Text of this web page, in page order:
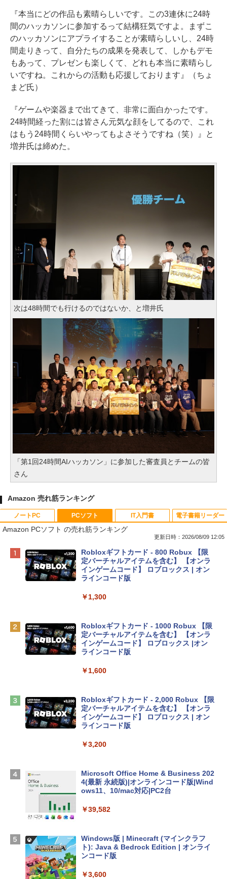
『本当にどの作品も素晴らしいです。この3連休に24時
間のハッカソンに参加するって結構狂気ですよ。まずこ
のハッカソンにアプライすることが素晴らしいし、24時
間走りきって、自分たちの成果を発表して、しかもデモ
もあって、プレゼンも楽しくて、どれも本当に素晴らし
いですね。これからの活動も応援しております』（ちょ
まど氏）
『ゲームや楽器まで出てきて、非常に面白かったです。
24時間経った割には皆さん元気な顔をしてるので、これ
はもう24時間くらいやってもよさそうですね（笑）』と
増井氏は締めた。
次は48時間でも行けるのではないか、と増井氏
「第1回24時間AIハッカソン」に参加した審査員とチームの皆
さん
Amazon 売れ筋ランキング
ノートPC
Apple 2026 MacBook Neo A18 Proチッ
プ搭載13インチノートブック：AIとAppl
e Intelligenceのために設計、Liquid Ret
inaディスプレイ、8GBユニファイドメモ
eTime HDカメラ - インディゴ
tomtoc 360°保護 15.6 16インチ パソコ
ンケース Dell NEC Lavie ASUS HP dyna
Apple 2026 MacBook Air M5チップ搭載
13インチノートブック：AIとApple Intell
igence、13.6インチLiquid Retinaディ
TB SSDストレージ、12MPセンターフレ
￥278,800
【Amazon.co.jp限定】 HP ノートパソコ
￥129,800
FMV ノートパソコン WE1-K3 (MS 365 P
PCソフト
Amazon PCソフト の売れ筋ランキング
更新日時：2026/08/09 12:05
Robloxギフトカード - 800 Robux 【限
定バーチャルアイテムを含む】 【オンラ
インゲームコード】 ロブロックス | オン
ラインコード版
￥1,300
Robloxギフトカード - 1000 Robux 【限
定バーチャルアイテムを含む】 【オンラ
インゲームコード】 ロブロックス |オン
ラインコード版
￥1,600
Robloxギフトカード - 2,000 Robux 【限
定バーチャルアイテムを含む】 【オンラ
インゲームコード】 ロブロックス | オン
ラインコード版
￥3,200
Microsoft Office Home & Business 202
4(最新 永続版)|オンラインコード版|Wind
ows11、10/mac対応|PC2台
￥39,582
Windows版 | Minecraft (マインクラフ
ト): Java & Bedrock Edition | オンライ
ンコード版
￥3,600
IT入門書 電子書籍リーダー